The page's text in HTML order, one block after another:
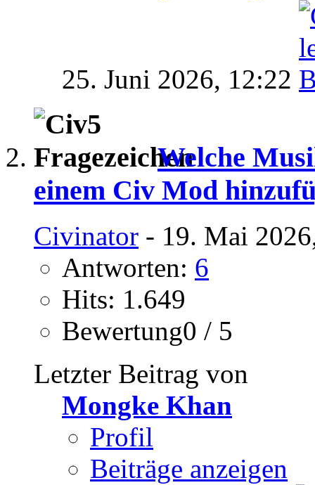
25. Juni 2026, 12:22
Welche
einem Civ Mod
Civinator - 19. Mai
Antworten: 6
Hits: 1.649
Bewertung0 / 5
Letzter Beitrag von
Mongke Khan
Profil
Beiträge anzeigen